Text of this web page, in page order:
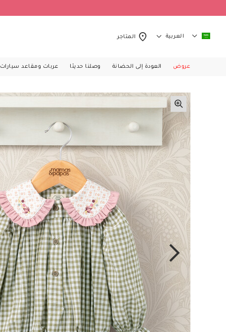
العربية المتاجر
عروض العودة إلى الحضانة وصلنا حديثا عربات ومقاعد سيارات